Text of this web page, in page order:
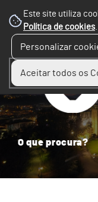
Este site utiliza
Política de cookies.
Personalizar
Aceitar todos os